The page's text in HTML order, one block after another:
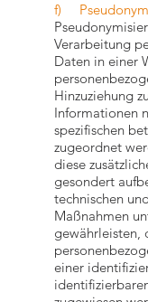
f)
Verarbeitung
Daten in einer
Hinzuziehung
Informationen
spezifischen
zugeordnet
diese
gesondert
technischen
Maßnahmen
gewährleisten,
einer